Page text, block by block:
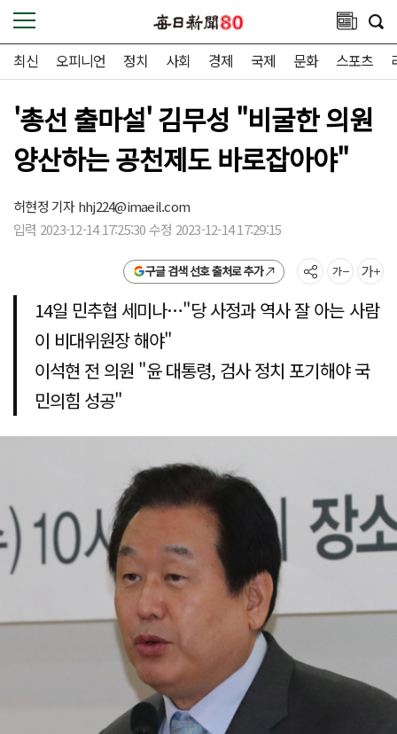
최신 오피니언 정치 사회 경제 국제 문화 스포츠
'총선 출마설' 김무성 "비굴한 의원
양산하는 공천제도 바로잡아야"
허현정 기자hhj224@imaeil.com
입력 2023-12-14 17:25:30 수정 2023-12-14 17:29:15
구글 검색 선호 출처로 추가
14일 민추협 세미나…"당 사정과 역사 잘 아는 사람
이 비대위원장 해야"
이석현 전 의원 "윤 대통령, 검사 정치 포기해야 국
민의힘 성공"